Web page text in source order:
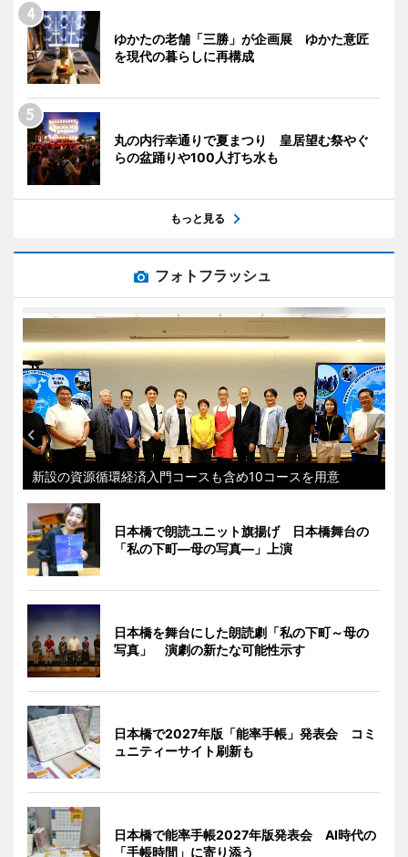
ゆかたの老舗「三勝」が企画展 ゆかた意匠
を現代の暮らしに再構成
丸の内行幸通りで夏まつり 皇居望む祭やぐ
らの盆踊りや100人打ち水も
もっと見る
フォトフラッシュ
新設の資源循環経済入門コースも含め10コースを用意
日本橋で朗読ユニット旗揚げ 日本橋舞台の
「私の下町―母の写真―」上演
日本橋を舞台にした朗読劇「私の下町～母の
写真」 演劇の新たな可能性示す
日本橋で2027年版「能率手帳」発表会 コミ
ュニティーサイト刷新も
日本橋で能率手帳2027年版発表会 AI時代の
「手帳時間」に寄り添う